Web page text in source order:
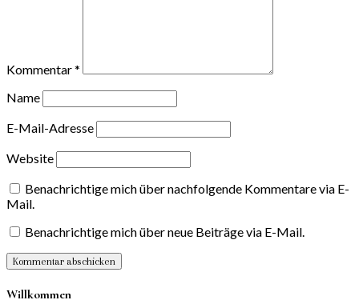
Kommentar*
Name
E-Mail-Adresse
Website
Benachrichtige mich über nachfolgende Kommentare via E-
Mail.
Benachrichtige mich über neue Beiträge via E-Mail.
Willkommen